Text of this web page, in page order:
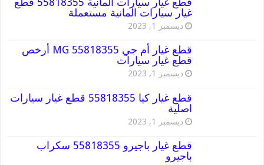
غيار سيارات المانية مستعملة
ديسمبر 1, 2023
قطع غيار أم جي MG 55818355 أرخص
قطع غيار سيارات
ديسمبر 1, 2023
قطع غيار كيا 55818355 قطع غيار سيارات
اصلية
ديسمبر 1, 2023
قطع غيار باجيرو 55818355 سكراب
باجيرو